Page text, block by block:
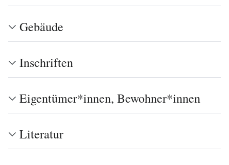
Gebäude
Inschriften
Eigentümer*innen, Bewohner*innen
Literatur